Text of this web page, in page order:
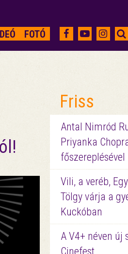
FOTÓ
Friss
Antal Nimród
Priyanka
Vili, a veréb,
Tölgy várja a
Kuckóban
A V4+ néven új
Cinefest